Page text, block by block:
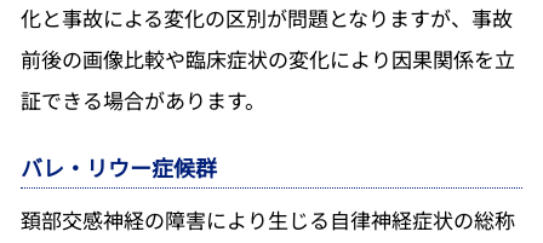
化と事故による変化の区別が問題となりますが、事故
前後の画像比較や臨床症状の変化により因果関係を立
証できる場合があります。
バレ・リウー症候群
頚部交感神経の障害により生じる自律神経症状の総称